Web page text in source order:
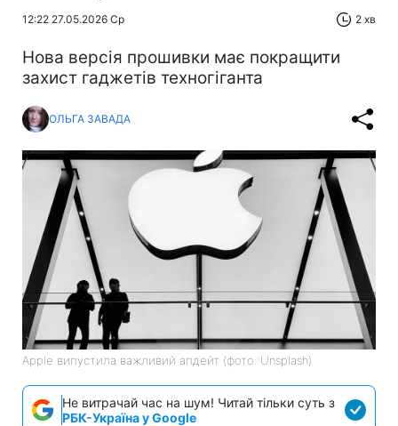
12:22 27.05.2026 Ср 2 хв
Нова версія прошивки має покращити
захист гаджетів техногіганта
ОЛЬГА ЗАВАДА
Apple випустила важливий апдейт (фото: Unsplash)
Не витрачай час на шум! Читай тільки суть з
РБК-Україна у Google